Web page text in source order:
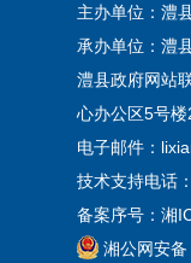
主办单位：澧
承办单位：澧
澧县政府网站
心办公区5号楼
电子邮件：
技术支持电话
备案序号： 湘
湘公网安